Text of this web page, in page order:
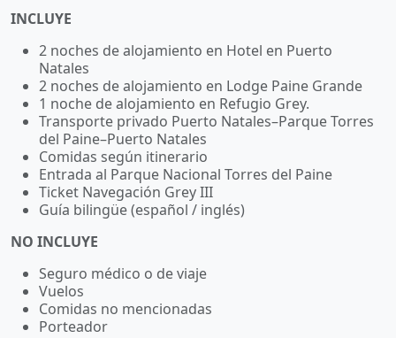
INCLUYE
2 noches de alojamiento en Hotel en Puerto
Natales
2 noches de alojamiento en Lodge Paine Grande
1 noche de alojamiento en Refugio Grey.
Transporte privado Puerto Natales–Parque Torres
del Paine–Puerto Natales
Comidas según itinerario
Entrada al Parque Nacional Torres del Paine
Ticket Navegación Grey III
Guía bilingüe (español / inglés)
NO INCLUYE
Seguro médico o de viaje
Vuelos
Comidas no mencionadas
Porteador